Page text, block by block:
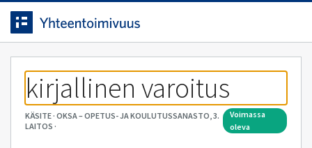
Siirrytty
sivulle
Siirry suoraan sisältöön.
kirjallinen varoitus
KÄSITE· OKSA – OPETUS- JA KOULUTUSSANASTO, 3.
LAITOS ·
voimassa
oleva